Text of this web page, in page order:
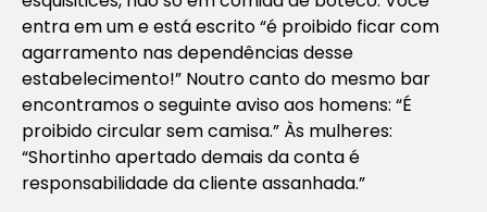
entra em um e está escrito “é proibido ficar com
agarramento nas dependências desse
estabelecimento!” Noutro canto do mesmo bar
encontramos o seguinte aviso aos homens: “É
proibido circular sem camisa.” Às mulheres:
“Shortinho apertado demais da conta é
responsabilidade da cliente assanhada.”